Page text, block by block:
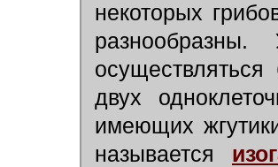
некоторых
осуществляться
двух
имеющих
называется